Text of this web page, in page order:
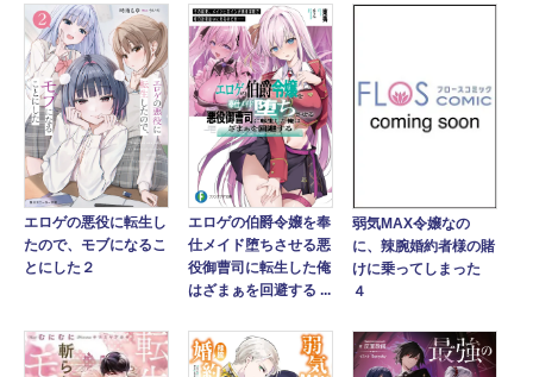
エロゲの悪役に転生し
たので、モブになるこ
とにした２
エロゲの伯爵令嬢を奉
仕メイド堕ちさせる悪
役御曹司に転生した俺
はざまぁを回避する ...
弱気MAX令嬢なの
に、辣腕婚約者様の賭
けに乗ってしまった
４